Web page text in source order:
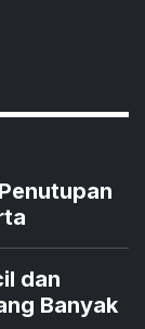
dan
Orang Banyak